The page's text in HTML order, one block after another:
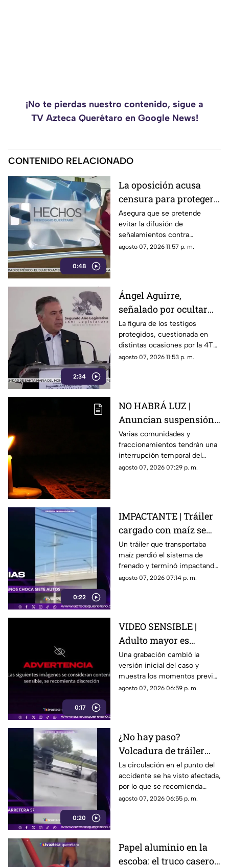
¡No te pierdas nuestro contenido, sigue a
TV Azteca Querétaro en Google News!
CONTENIDO RELACIONADO
0:48
La oposición acusa
censura para proteger a
presuntos
narcopolíticos
vinculados a la 4T
Asegura que se pretende
evitar la difusión de
señalamientos contra
presuntos narcopolíticos
agosto 07, 2026 11:57 p. m.
2:34
Ángel Aguirre,
señalado por ocultar
evidencia del caso
Ayotzinapa
La figura de los testigos
protegidos, cuestionada en
distintas ocasiones por la 4T
cuando es utilizada por
investigación contra el
exgobernador
agosto 07, 2026 11:53 p. m.
NO HABRÁ LUZ |
Anuncian suspensión
del suministro eléctrico
en Querétaro; estás
serán las zonas
afectadas
Varias comunidades y
fraccionamientos tendrán una
interrupción temporal del
servicio eléctrico durante
agosto 07, 2026 07:29 p. m.
0:22
IMPACTANTE | Tráiler
cargado con maíz se
queda sin frenos y
embiste a siete
vehículos
Un tráiler que transportaba
maíz perdió el sistema de
frenado y terminó impactando
a siete vehículos que
agosto 07, 2026 07:14 p. m.
0:17
VIDEO SENSIBLE |
Adulto mayor es
atropell4do por tráiler;
fue empujado antes de
m0rir
Una grabación cambió la
versión inicial del caso y
muestra los momentos previos
al atropellamiento ocurrido en
agosto 07, 2026 06:59 p. m.
0:20
¿No hay paso?
Volcadura de tráiler
colapsa este punto de la
carretera 57
La circulación en el punto del
accidente se ha visto afectada,
por lo que se recomienda
considerar tiempos de
agosto 07, 2026 06:55 p. m.
Papel aluminio en la
escoba: el truco casero